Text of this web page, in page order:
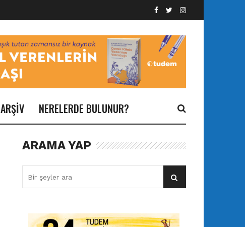
ARŞİV NERELERDE BULUNUR?
ARAMA YAP